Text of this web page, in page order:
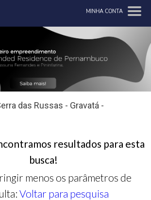
MINHA CONTA
das Russas - Gravatá -
resultados para esta
busca!
menos os parâmetros de
Voltar para pesquisa